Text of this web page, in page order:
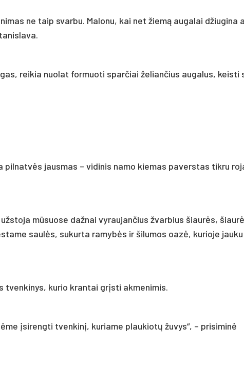
ne taip svarbu. Malonu, kai net žiemą augalai džiugina
reikia nuolat formuoti sparčiai želiančius augalus, keisti
pilnatvės jausmas – vidinis namo kiemas paverstas tikru
mūsuose dažnai vyraujančius žvarbius šiaurės,
saulės, sukurta ramybės ir šilumos oazė, kurioje
tvenkinys, kurio krantai grįsti akmenimis.
įsirengti tvenkinį, kuriame plaukiotų žuvys“, – prisiminė